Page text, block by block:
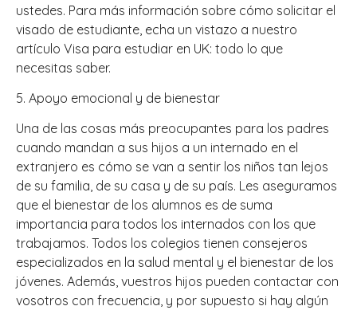
ustedes. Para más información sobre cómo solicitar el
visado de estudiante, echa un vistazo a nuestro
artículo Visa para estudiar en UK: todo lo que
necesitas saber.
5. Apoyo emocional y de bienestar
Una de las cosas más preocupantes para los padres
cuando mandan a sus hijos a un internado en el
extranjero es cómo se van a sentir los niños tan lejos
de su familia, de su casa y de su país. Les aseguramos
que el bienestar de los alumnos es de suma
importancia para todos los internados con los que
trabajamos. Todos los colegios tienen consejeros
especializados en la salud mental y el bienestar de los
jóvenes. Además, vuestros hijos pueden contactar con
vosotros con frecuencia, y por supuesto si hay algún